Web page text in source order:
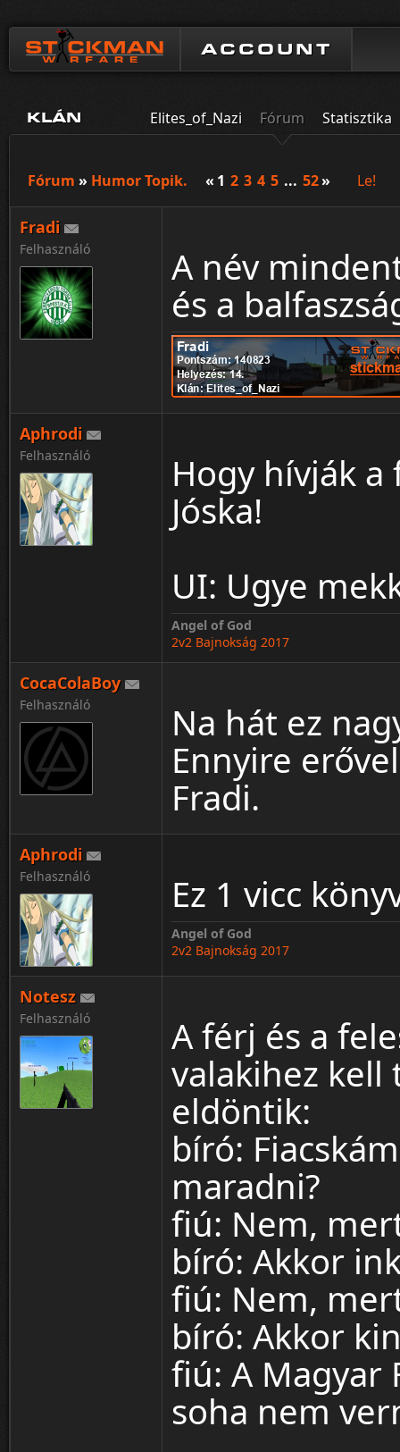
ACCOUNT
KLÁN Elites_of_Nazi Fórum Statisztika
Fórum » Humor Topik. « 1 2 3 4 5 ... 52» Le!
Fradi
Felhasználó
A név
és a
Aphrodi
Felhasználó
Hogy hívják a
Jóska!
UI: Ugye
Angel of God
2v2 Bajnokság 2017
CocaColaBoy
Felhasználó
Na hát ez
Ennyire
Fradi.
Aphrodi
Felhasználó Ez 1 vicc
Angel of God
2v2 Bajnokság 2017
Notesz
Felhasználó
A férj és a
valakihez kell
eldöntik:
bíró:
maradni?
fiú: Nem,
bíró: Akkor
fiú: Nem,
bíró: Akkor
fiú: A Magyar
soha nem